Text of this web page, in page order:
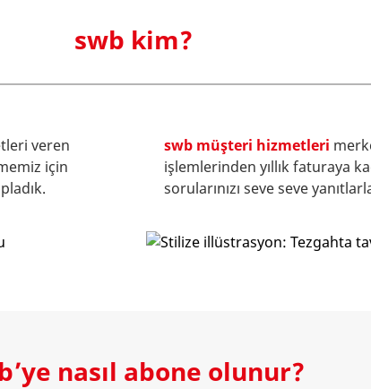
swb kim?
veren
için
swb müşteri hizmetleri
işlemlerinden yıllık faturaya
sorularınızı seve seve
nasıl abone olunur?